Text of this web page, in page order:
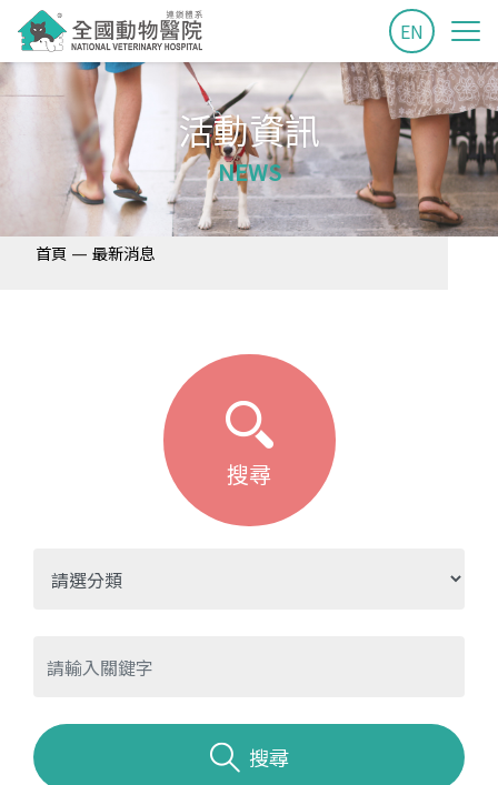
EN
活動資訊
NEWS
首頁 — 最新消息
搜尋
搜尋